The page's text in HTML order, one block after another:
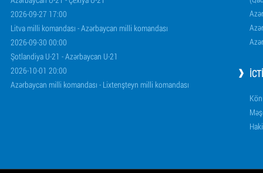
2026-09-27 17:00
Litva milli komandası - Azərbaycan milli komandası
2026-09-30 00:00
Şotlandiya U-21 - Azərbaycan U-21
2026-10-01 20:00
Azərbaycan milli komandası - Lixtenşteyn milli komandası